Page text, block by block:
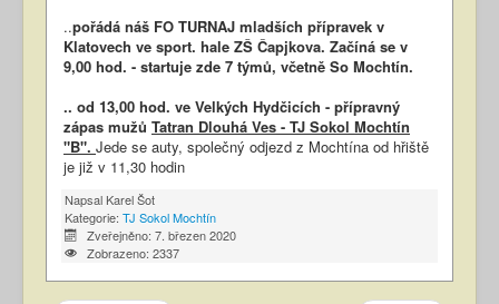
..pořádá náš FO TURNAJ mladších přípravek v
Klatovech ve sport. hale ZŠ Čapjkova. Začíná se v
9,00 hod. - startuje zde 7 týmů, včetně So Mochtín.
.. od 13,00 hod. ve Velkých Hydčicích - přípravný
zápas mužů Tatran Dlouhá Ves - TJ Sokol Mochtín
"B". Jede se auty, společný odjezd z Mochtína od hřiště
je již v 11,30 hodin
Napsal Karel Šot
Kategorie: TJ Sokol Mochtín
Zveřejněno: 7. březen 2020
Zobrazeno: 2337